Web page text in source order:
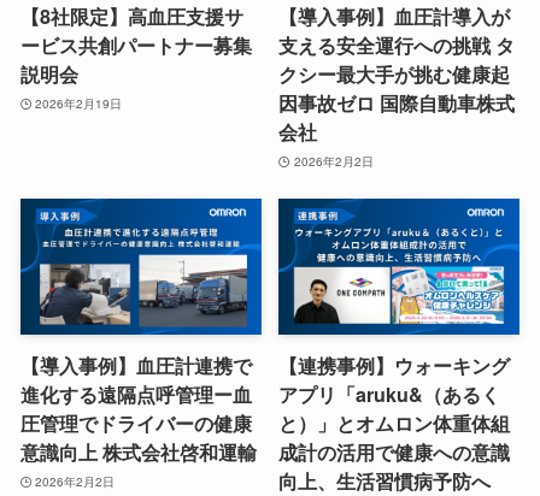
【8社限定】高血圧支援サ
ービス共創パートナー募集
説明会
2026年2月19日
【導入事例】血圧計導入が
支える安全運行への挑戦 タ
クシー最大手が挑む健康起
因事故ゼロ 国際自動車株式
会社
2026年2月2日
【導入事例】血圧計連携で
進化する遠隔点呼管理ー血
圧管理でドライバーの健康
意識向上 株式会社啓和運輸
2026年2月2日
【連携事例】ウォーキング
アプリ「aruku&（あるく
と）」とオムロン体重体組
成計の活用で健康への意識
向上、生活習慣病予防へ